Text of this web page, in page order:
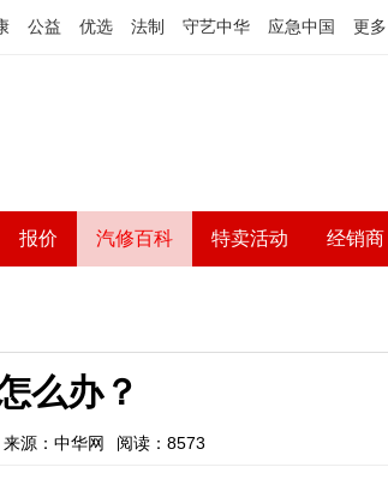
公益 优选 法制 守艺中华 应急中国 更多
报价 汽修百科 特卖活动 经销商
么办？
来源：中华网 阅读：8573